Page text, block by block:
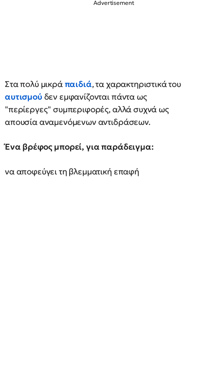
Στα πολύ μικράπαιδιά, τα χαρακτηριστικά του
αυτισμού δεν εμφανίζονται πάντα ως
"περίεργες" συμπεριφορές, αλλά συχνά ως
απουσία αναμενόμενων αντιδράσεων.
Ένα βρέφος μπορεί, για παράδειγμα:
να αποφεύγει τη βλεμματική επαφή